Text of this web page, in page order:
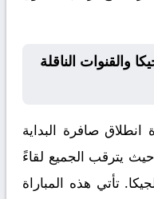
والقنوات الناقلة
صافرة البداية
يترقب الجميع لقاءً
. تأتي هذه المباراة